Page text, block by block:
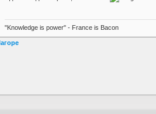
"Knowledge is power" - France is Bacon